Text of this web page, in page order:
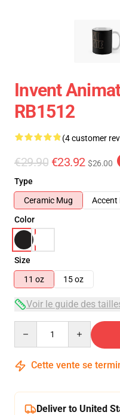
Invent
RB1512
(4 customer
€29.90 €23.92 $26.00
Type
Ceramic Mug
Accent
Color
Size
11 oz
15 oz
Voir le guide des
Cette vente se
Deliver to United